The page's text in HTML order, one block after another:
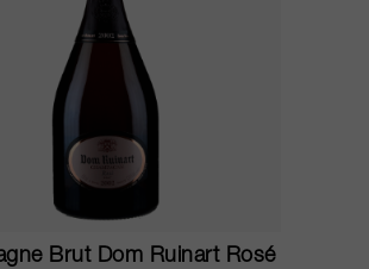
Brut Dom Ruinart Rosé